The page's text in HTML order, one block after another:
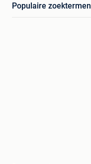
Populaire zoektermen